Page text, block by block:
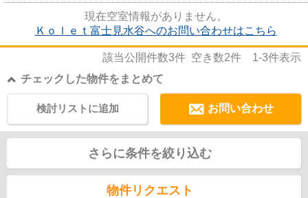
現在空室情報がありません。
Ｋｏｌｅｔ富士見水谷へのお問い合わせはこちら
該当公開件数3件 空き数2件 1-3件表示
チェックした物件をまとめて
お問い合わせ
検討リストに追加
さらに条件を絞り込む
物件リクエスト